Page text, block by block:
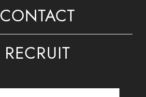
CONTACT
RECRUIT